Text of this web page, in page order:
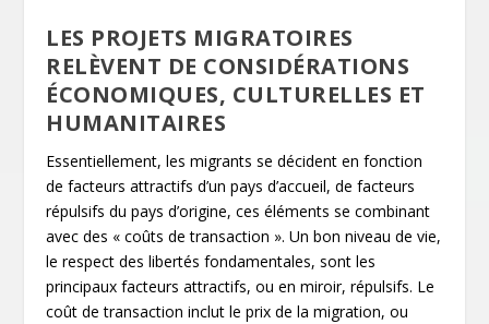
LES PROJETS MIGRATOIRES
RELÈVENT DE CONSIDÉRATIONS
ÉCONOMIQUES, CULTURELLES ET
HUMANITAIRES
Essentiellement, les migrants se décident en fonction
de facteurs attractifs d’un pays d’accueil, de facteurs
répulsifs du pays d’origine, ces éléments se combinant
avec des « coûts de transaction ». Un bon niveau de vie,
le respect des libertés fondamentales, sont les
principaux facteurs attractifs, ou en miroir, répulsifs. Le
coût de transaction inclut le prix de la migration, ou